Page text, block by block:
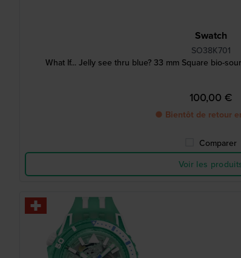
Swatch
SO38K701
What If... Jelly see thru blue? 33 mm Square bio-
100,00 €
● Bientôt de retour
Comparer
Voir les